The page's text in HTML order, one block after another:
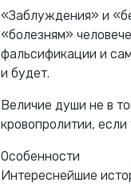
«Заблуждения» и
«болезням»
фальсификации и
и будет.
Величие души не в
кровопролитии, если
Особенности
Интереснейшие